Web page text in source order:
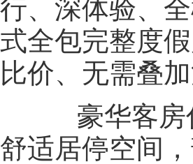
行、深体验、
式全包完整度
比价、无需叠加
豪华客房住
舒适居停空间